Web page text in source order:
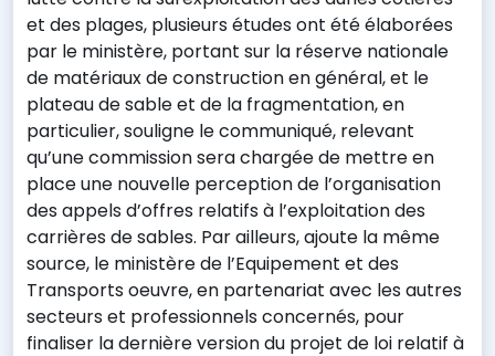
et des plages, plusieurs études ont été élaborées
par le ministère, portant sur la réserve nationale
de matériaux de construction en général, et le
plateau de sable et de la fragmentation, en
particulier, souligne le communiqué, relevant
qu’une commission sera chargée de mettre en
place une nouvelle perception de l’organisation
des appels d’offres relatifs à l’exploitation des
carrières de sables. Par ailleurs, ajoute la même
source, le ministère de l’Equipement et des
Transports oeuvre, en partenariat avec les autres
secteurs et professionnels concernés, pour
finaliser la dernière version du projet de loi relatif à